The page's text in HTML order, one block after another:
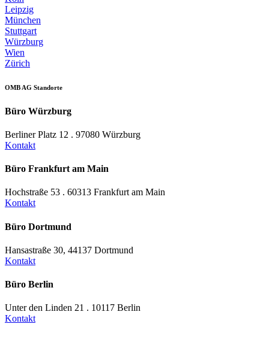
Leipzig
München
Stuttgart
Würzburg
Wien
Zürich
OMB AG Standorte
Büro Würzburg
Berliner Platz 12 . 97080 Würzburg
Kontakt
Büro Frankfurt am Main
Hochstraße 53 . 60313 Frankfurt am Main
Kontakt
Büro Dortmund
Hansastraße 30, 44137 Dortmund
Kontakt
Büro Berlin
Unter den Linden 21 . 10117 Berlin
Kontakt